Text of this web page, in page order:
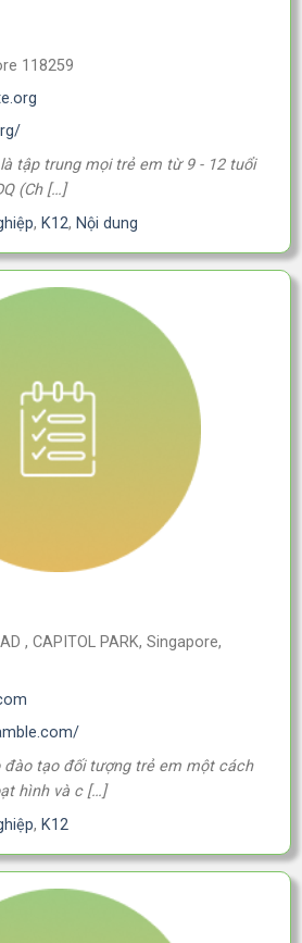
118259
tập trung mọi trẻ em từ 9 - 12 tuổi
(Ch […]
, K12, Nội dung
, CAPITOL PARK, Singapore,
đào tạo đối tượng trẻ em một cách
hình và c […]
, K12